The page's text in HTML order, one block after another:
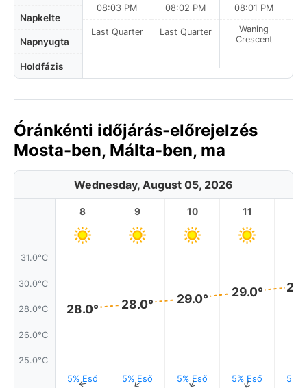
Napkelte
Napnyugta
Holdfázis
08:03 PM
Last Quarter
08:02 PM
Last Quarter
08:01 PM
Waning
Crescent
Óránkénti időjárás-előrejelzés
Mosta-ben, Málta-ben, ma
Wednesday, August 05, 2026
31.0°C
30.0°C
28.0°C
26.0°C
25.0°C
8
28.0°
5% Eső
↑
9
28.0°
5% Eső
↑
10
29.0°
5% Eső
↑
11
29.0°
5% Eső
↑ 5%